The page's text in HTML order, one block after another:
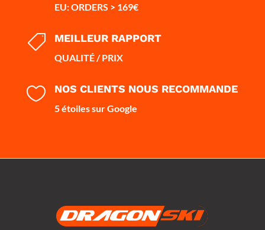
EU: ORDERS > 169€
 MEILLEUR RAPPORT
QUALITÉ / PRIX
 NOS CLIENTS NOUS RECOMMANDE
5 étoiles sur Google